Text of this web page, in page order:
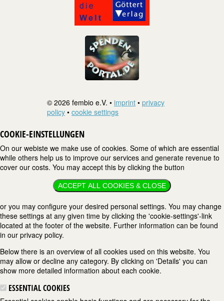
© 2026 fembio e.V. • imprint • privacy
policy • cookie settings
COOKIE-EINSTELLUNGEN
On our webiste we make use of cookies. Some of which are essential
while others help us to improve our services and generate revenue to
cover our costs. You may accept this by clicking the button
ACCEPT ALL COOKIES & CLOSE
or you may configure your desired personal settings. You may change
these settings at any given time by clicking the 'cookie-settings'-link
located at the footer of the website. Further information can be found
in our privacy policy.
Below there is an overview of all cookies used on this website. You
may allow or decline any category. By clicking on 'Details' you can
show more detailed information about each cookie.
ESSENTIAL COOKIES